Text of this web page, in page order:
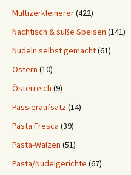
Multizerkleinerer(422)
Nachtisch & süße Speisen (141)
Nudeln selbst gemacht(61)
Ostern (10)
Österreich (9)
Passieraufsatz(14)
Pasta Fresca (39)
Pasta-Walzen (51)
Pasta/Nudelgerichte (67)